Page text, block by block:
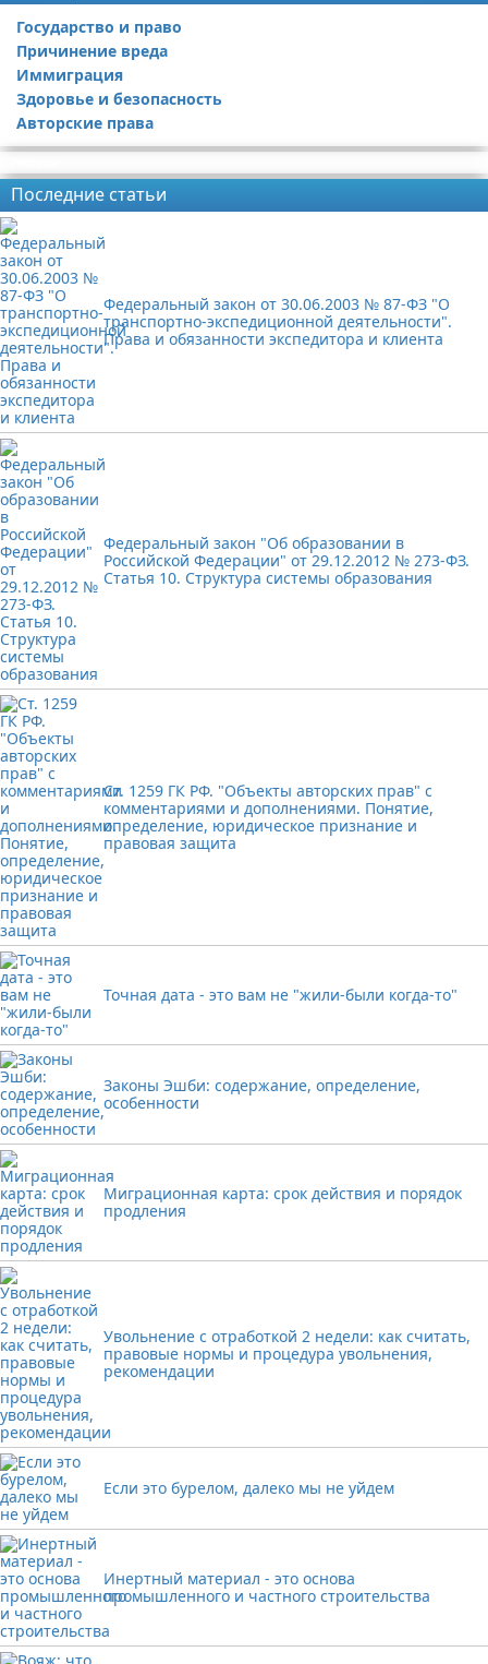
Государство и право
Причинение вреда
Иммиграция
Здоровье и безопасность
Авторские права
Последние статьи
Федеральный закон от 30.06.2003 № 87-ФЗ "О
транспортно-экспедиционной деятельности".
Права и обязанности экспедитора и клиента
Федеральный закон "Об образовании в
Российской Федерации" от 29.12.2012 № 273-ФЗ.
Статья 10. Структура системы образования
Ст. 1259 ГК РФ. "Объекты авторских прав" с
комментариями и дополнениями. Понятие,
определение, юридическое признание и
правовая защита
Точная дата - это вам не "жили-были когда-то"
Законы Эшби: содержание, определение,
особенности
Миграционная карта: срок действия и порядок
продления
Увольнение с отработкой 2 недели: как считать,
правовые нормы и процедура увольнения,
рекомендации
Если это бурелом, далеко мы не уйдем
Инертный материал - это основа
промышленного и частного строительства